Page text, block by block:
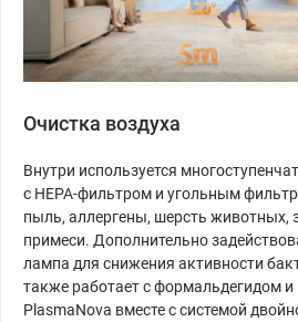
Очистка воздуха
Внутри используется
с HEPA-фильтром и угольным
пыль, аллергены, шерсть животных,
примеси. Дополнительно
лампа для снижения активности
также работает с формальдегидом и
PlasmaNova вместе с системой